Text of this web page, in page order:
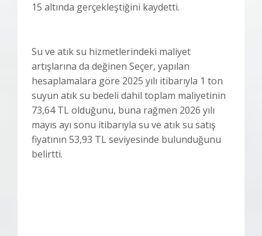
15 altında gerçekleştiğini kaydetti.
Su ve atık su hizmetlerindeki maliyet
artışlarına da değinen Seçer, yapılan
hesaplamalara göre 2025 yılı itibarıyla 1 ton
suyun atık su bedeli dahil toplam maliyetinin
73,64 TL olduğunu, buna rağmen 2026 yılı
mayıs ayı sonu itibarıyla su ve atık su satış
fiyatının 53,93 TL seviyesinde bulunduğunu
belirtti.